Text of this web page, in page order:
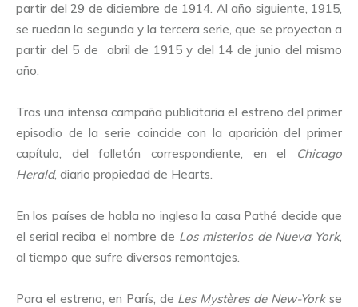
partir del 29 de diciembre de 1914. Al año siguiente, 1915,
se ruedan la segunda y la tercera serie, que se proyectan a
partir del 5 de abril de 1915 y del 14 de junio del mismo
año.
Tras una intensa campaña publicitaria el estreno del primer
episodio de la serie coincide con la aparición del primer
capítulo, del folletón correspondiente, en el
Chicago
Herald, diario propiedad de Hearts.
En los países de habla no inglesa la casa Pathé decide que
el serial reciba el nombre de Los misterios de Nueva York,
al tiempo que sufre diversos remontajes.
Para el estreno, en París, de Les Mystères de New-Yorkse